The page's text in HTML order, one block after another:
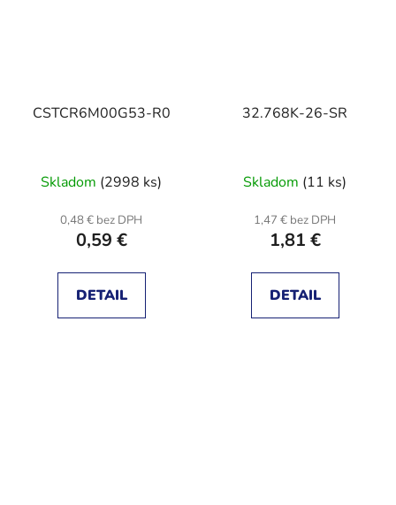
CSTCR6M00G53-R0
Skladom (2998 ks)
0,48 € bez DPH
0,59 €
DETAIL
32.768K-26-SR
Skladom (11 ks)
1,47 € bez DPH
1,81 €
DETAIL